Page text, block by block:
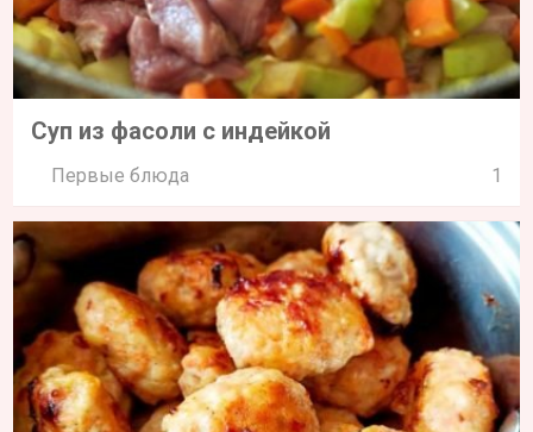
Суп из фасоли с индейкой
Первые блюда 1